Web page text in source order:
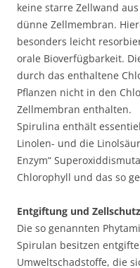
keine starre Zellwand
dünne Zellmembran.
besonders leicht
orale Bioverfügbarkeit.
durch das enthaltene
Pflanzen nicht in den
Zellmembran enthalten.
Spirulina enthält
Linolen- und die
Enzym“
Chlorophyll und das so
Entgiftung und Zellschutz
Die so genannten
Spirulan besitzen
Umweltschadstoffe, die